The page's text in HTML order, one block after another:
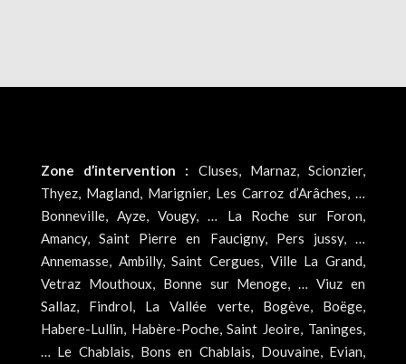
Zone d’intervention : Cluses, Marnaz, Scionzier,
Thyez, Magland, Marignier, Les Carroz d’Arâches, …
Bonneville, Ayze, Vougy, … La Roche sur Foron,
Amancy, Saint Pierre en Faucigny, Pers jussy, …
Annemasse, Ambilly, Saint Cergues, Ville La Grand,
Vetraz Mouthoux, Bonne sur Menoge, … Viuz en
Sallaz, Findrol, La Vallée verte, Bogève, Boëge,
Habere-Lullin, Habère-Poche, Saint Jeoire, Taninges,
… Le Chablais, Bons en Chablais, Douvaine, Evian,